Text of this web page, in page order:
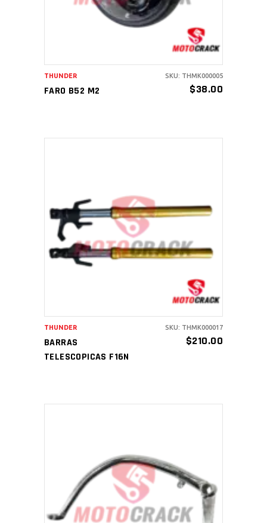
FARO B52 M2 $38.00
THUNDER SKU: THMK000005
AÑADIR AL CARRITO
BARRAS
TELESCOPICAS F16N
$210.00
THUNDER SKU: THMK000017
AÑADIR AL CARRITO